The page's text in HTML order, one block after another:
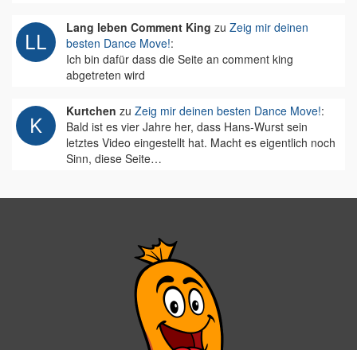
Lang leben Comment King zu Zeig mir deinen
besten Dance Move!:
Ich bin dafür dass die Seite an comment king
abgetreten wird
Kurtchen zu Zeig mir deinen besten Dance Move!:
Bald ist es vier Jahre her, dass Hans-Wurst sein
letztes Video eingestellt hat. Macht es eigentlich noch
Sinn, diese Seite…